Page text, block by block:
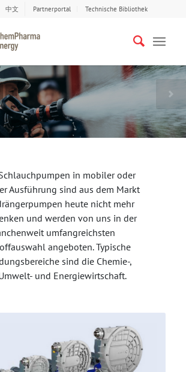
中文 Partnerportal Technische Bibliothek
in mobiler oder
Ausführung sind aus dem Markt
heute nicht mehr
und werden von uns in der
umfangreichsten
angeboten. Typische
sind die Chemie-,
und Energiewirtschaft.